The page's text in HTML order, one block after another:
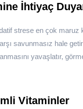
İhtiyaç
strese en çok maruz
savunmasız hale
yavaşlatır,
Vitaminler